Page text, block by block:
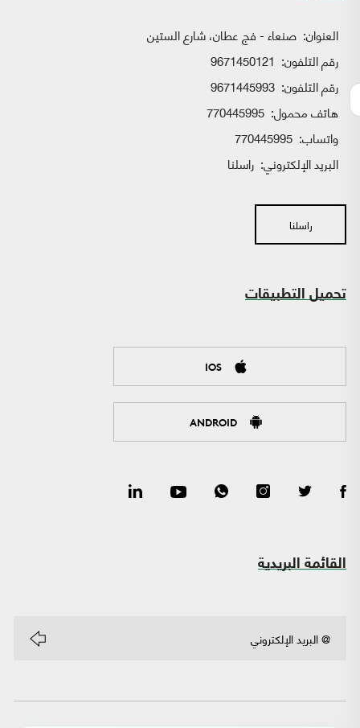
العنوان: صنعاء - فج عطان، شارع الستين
رقم التلفون: 9671450121
رقم التلفون: 9671445993
هاتف محمول: 770445995
واتساب:
البريد الإلكتروني: راسلنا
راسلنا
تحميل التطبيقات
IOS
ANDROID
القائمة البريدية